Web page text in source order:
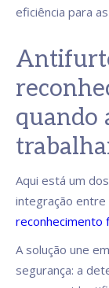
eficiência para
quando
Aqui está um
integração entre
reconhecimento
A solução une
segurança: a